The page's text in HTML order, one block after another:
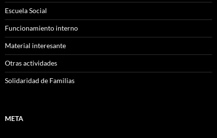
Escuela Social
Funcionamiento interno
Material interesante
Otras actividades
Solidaridad de Familias
META